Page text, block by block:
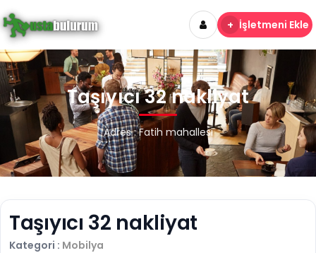
+ İşletmeni Ekle
Taşıyıcı 32 nakliyat
Adres : Fatih mahallesi
Taşıyıcı 32 nakliyat
Kategori : Mobilya